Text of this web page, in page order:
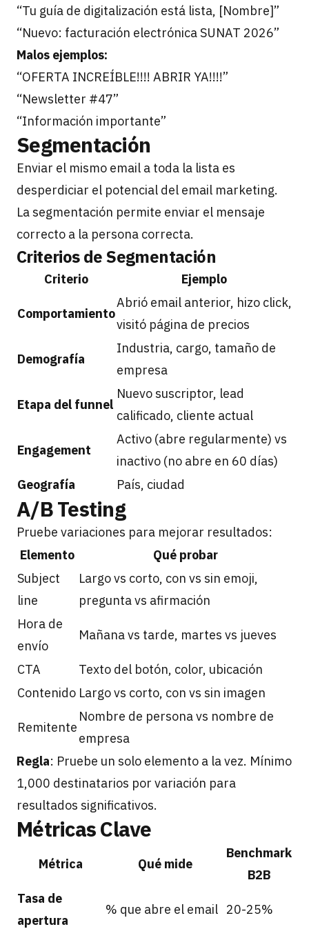
“Tu guía de digitalización está lista, [Nombre]”
“Nuevo: facturación electrónica SUNAT 2026”
Malos ejemplos:
“OFERTA INCREÍBLE!!!! ABRIR YA!!!!”
“Newsletter #47”
“Información importante”
Segmentación
Enviar el mismo email a toda la lista es
desperdiciar el potencial del email marketing.
La segmentación permite enviar el mensaje
correcto a la persona correcta.
Criterios de Segmentación
Criterio Ejemplo
Comportamiento
Abrió email anterior, hizo click,
visitó página de precios
Demografía
Industria, cargo, tamaño de
empresa
Etapa del funnel
Nuevo suscriptor, lead
calificado, cliente actual
Engagement
Activo (abre regularmente) vs
inactivo (no abre en 60 días)
Geografía
País, ciudad
A/B Testing
Pruebe variaciones para mejorar resultados:
Elemento
Qué probar
Subject
line
Largo vs corto, con vs sin emoji,
pregunta vs afirmación
Hora de
envío
Mañana vs tarde, martes vs jueves
CTA
Texto del botón, color, ubicación
Contenido Largo vs corto, con vs sin imagen
Remitente
Nombre de persona vs nombre de
empresa
Regla: Pruebe un solo elemento a la vez. Mínimo
1,000 destinatarios por variación para
resultados significativos.
Métricas Clave
Métrica Qué mide
Benchmark
B2B
Tasa de
apertura
% que abre el email 20-25%